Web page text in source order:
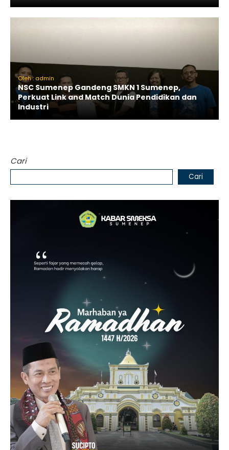
Oleh : admin
NSC Sumenep Gandeng SMKN 1 Sumenep,
Perkuat Link and Match Dunia Pendidikan dan
Industri
Cari
Cari